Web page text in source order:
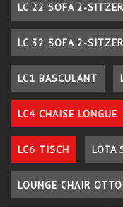
LC 22 SOFA 2-SITZER
LC 32 SOFA 2-SITZER
LC1 BASCULANT
LC4 CHAISE LONGUE
LC6 TISCH LOTA
LOUNGE CHAIR